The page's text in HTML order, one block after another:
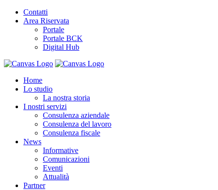
Contatti
Area Riservata
Portale
Portale BCK
Digital Hub
Home
Lo studio
La nostra storia
I nostri servizi
Consulenza aziendale
Consulenza del lavoro
Consulenza fiscale
News
Informative
Comunicazioni
Eventi
Attualità
Partner